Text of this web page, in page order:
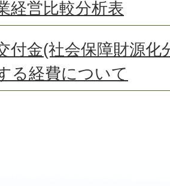
経営比較分析表
付金(社会保障財源
る経費について